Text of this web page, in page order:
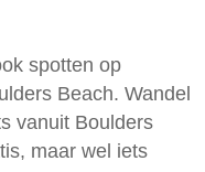
spotten op
Beach. Wandel
vanuit Boulders
maar wel iets